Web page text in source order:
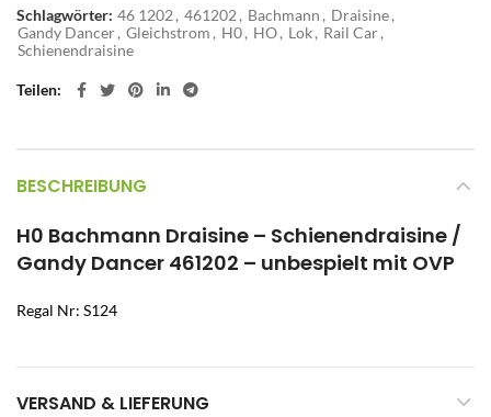
Schlagwörter: 46 1202 , 461202 , Bachmann , Draisine,
Gandy Dancer, Gleichstrom , H0, HO, Lok, Rail Car,
Schienendraisine
Teilen
BESCHREIBUNG
H0 Bachmann Draisine – Schienendraisine /
Gandy Dancer 461202 – unbespielt mit OVP
Regal Nr: S124
VERSAND & LIEFERUNG